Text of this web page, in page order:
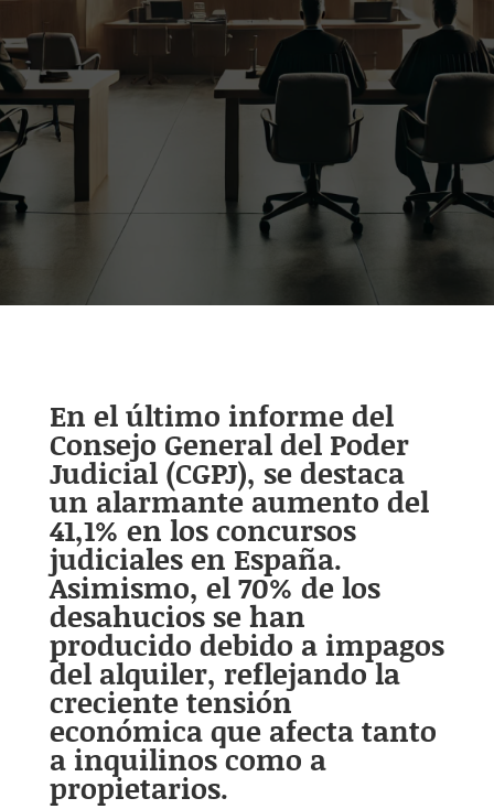
En el último informe del
Consejo General del Poder
Judicial (CGPJ), se destaca
un alarmante aumento del
41,1% en los concursos
judiciales en España.
Asimismo, el 70% de los
desahucios se han
producido debido a impagos
del alquiler, reflejando la
creciente tensión
económica que afecta tanto
a inquilinos como a
propietarios.